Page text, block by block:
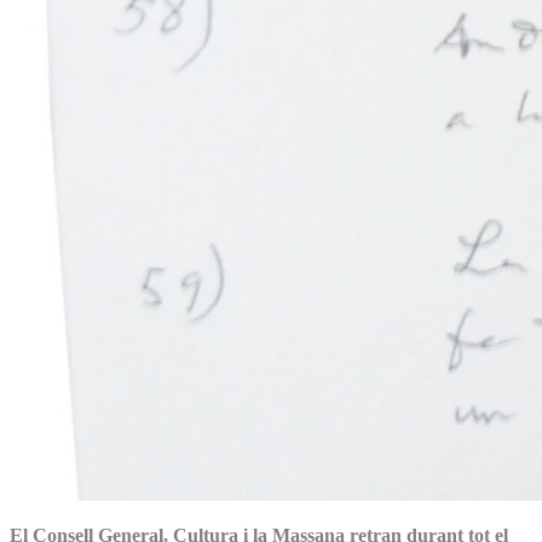
El Consell General, Cultura i la Massana retran durant tot el